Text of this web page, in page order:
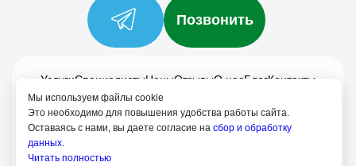
Мы используем файлы cookie
Это необходимо для повышения удобства работы сайта.
Оставаясь с нами, вы даете согласие на сбор и обработку
данных.
Читать полностью
Позвонить
УслугиСпециалистыЦеныОтзывыО насБлогКонтакты
Политика конфиденциальности
Согласие на обработку
8 (958) 758-21-18